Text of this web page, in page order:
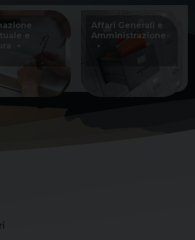
e
Affari Generali e
Amministrazione